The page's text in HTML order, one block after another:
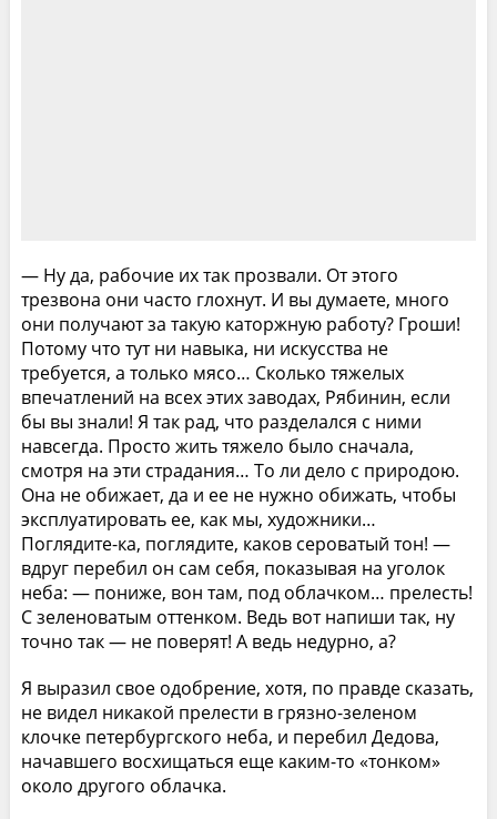
— Ну да, рабочие их так прозвали. От этого
трезвона они часто глохнут. И вы думаете, много
они получают за такую каторжную работу? Гроши!
Потому что тут ни навыка, ни искусства не
требуется, а только мясо… Сколько тяжелых
впечатлений на всех этих заводах, Рябинин, если
бы вы знали! Я так рад, что разделался с ними
навсегда. Просто жить тяжело было сначала,
смотря на эти страдания… То ли дело с природою.
Она не обижает, да и ее не нужно обижать, чтобы
эксплуатировать ее, как мы, художники…
Поглядите-ка, поглядите, каков сероватый тон! —
вдруг перебил он сам себя, показывая на уголок
неба: — пониже, вон там, под облачком… прелесть!
С зеленоватым оттенком. Ведь вот напиши так, ну
точно так — не поверят! А ведь недурно, а?
Я выразил свое одобрение, хотя, по правде сказать,
не видел никакой прелести в грязно-зеленом
клочке петербургского неба, и перебил Дедова,
начавшего восхищаться еще каким-то «тонком»
около другого облачка.